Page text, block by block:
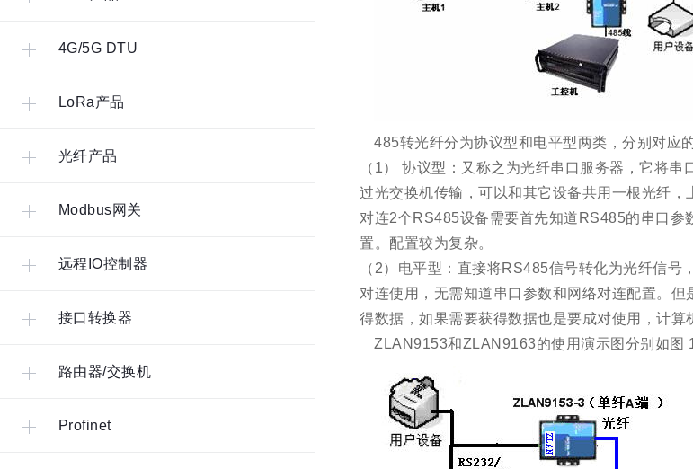
4G/5G DTU
LoRa产品
光纤产品
Modbus网关
远程IO控制器
接口转换器
路由器/交换机
Profinet
485转光纤分为协议型和电平型两类，分别对应
（1） 协议型：又称之为光纤串口服务器，它将
过光交换机传输，可以和其它设备共用一根光纤
对连2个RS485设备需要首先知道RS485的串口
置。配置较为复杂。
（2）电平型：直接将RS485信号转化为光纤信
对连使用，无需知道串口参数和网络对连配置。
得数据，如果需要获得数据也是要成对使用，计算
ZLAN9153和ZLAN9163的使用演示图分别如图